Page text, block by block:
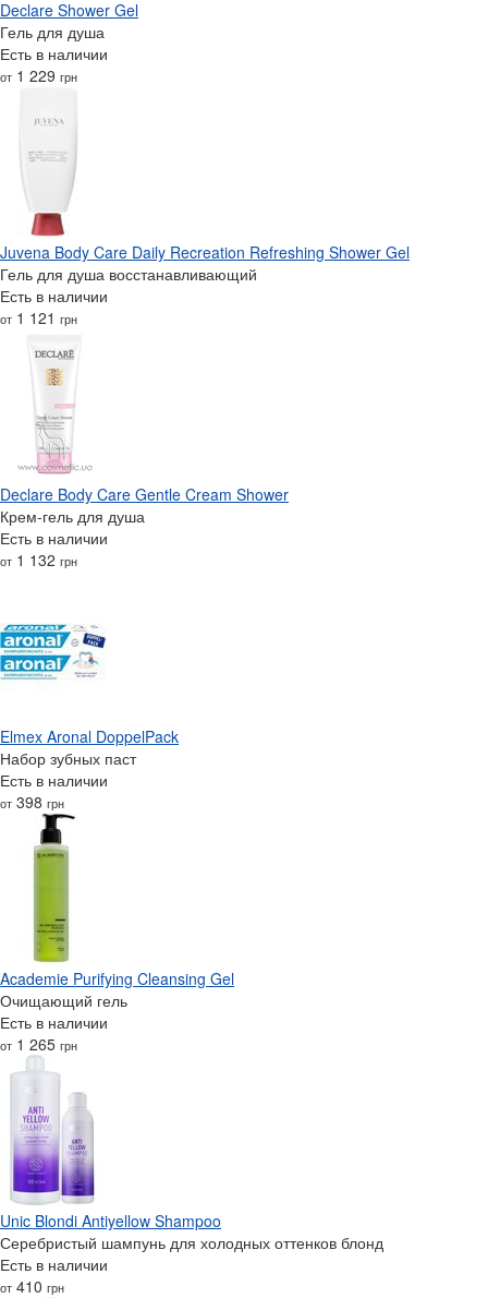
Declare Shower Gel
Гель для душа
Есть в наличии
от 1 229 грн
Juvena Body Care Daily Recreation Refreshing Shower Gel
Гель для душа восстанавливающий
Есть в наличии
от 1 121 грн
Declare Body Care Gentle Cream Shower
Крем-гель для душа
Есть в наличии
от 1 132 грн
Elmex Aronal DoppelPack
Набор зубных паст
Есть в наличии
от 398 грн
Academie Purifying Cleansing Gel
Очищающий гель
Есть в наличии
от 1 265 грн
Unic Blondi Antiyellow Shampoo
Серебристый шампунь для холодных оттенков блонд
Есть в наличии
от 410 грн